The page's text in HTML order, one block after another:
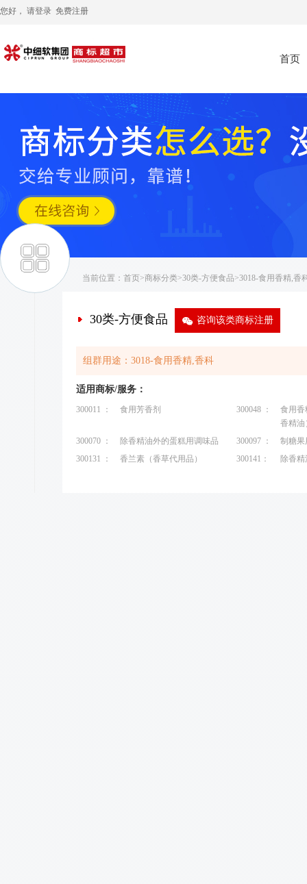
您好， 请登录 免费注册
首页
当前位置： 首页>商标分类>30类-方便食品>3018-食用香精,香
30类-方便食品 9 咨询该类商标注册
组群用途：3018-食用香精,香科
适用商标/服务：
300011 ： 食用芳香剂 300048 ：
食用香
香精油
300070 ：
除香精油外的蛋糕用调味品 300097 ：
制糖果
300131 ：
香兰素（香草代用品） 300141： 除香